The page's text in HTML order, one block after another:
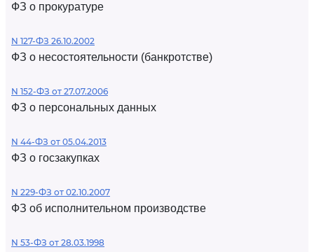
ФЗ о прокуратуре
N 127-ФЗ 26.10.2002
ФЗ о несостоятельности (банкротстве)
N 152-ФЗ от 27.07.2006
ФЗ о персональных данных
N 44-ФЗ от 05.04.2013
ФЗ о госзакупках
N 229-ФЗ от 02.10.2007
ФЗ об исполнительном производстве
N 53-ФЗ от 28.03.1998